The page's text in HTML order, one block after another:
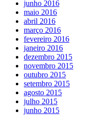
junho 2016
maio 2016
abril 2016
março 2016
fevereiro 2016
janeiro 2016
dezembro 2015
novembro 2015
outubro 2015
setembro 2015
agosto 2015
julho 2015
junho 2015